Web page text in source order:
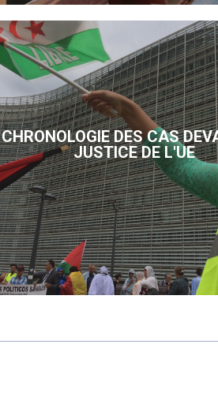
CHRONOLOGIE DES CAS
JUSTICE DE L'UE